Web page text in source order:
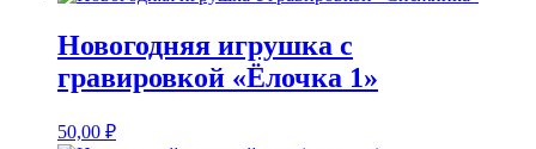
Новогодняя игрушка с
гравировкой «Ёлочка 1»
50,00 ₽